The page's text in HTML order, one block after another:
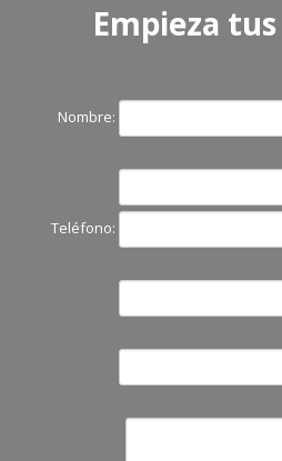
Empieza
Nombre:
Teléfono: